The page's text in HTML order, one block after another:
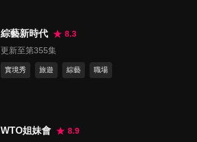
第74集 最聰明的律師4
48
分鐘
48
分鐘
綜藝新時代
8.3
更新至第355集
實境秀 旅遊 綜藝 職場
WTO姐妹會
8.9